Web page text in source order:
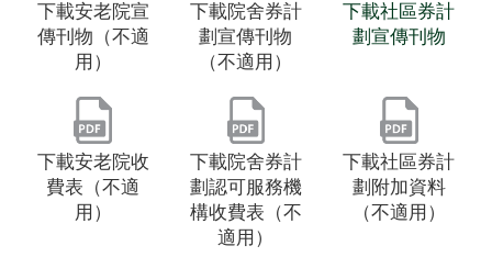
下載安老院宣
傳刊物（不適
用）
下載院舍券計
劃宣傳刊物
（不適用）
下載社區券計
劃宣傳刊物
下載安老院收
費表（不適
用）
下載院舍券計
劃認可服務機
構收費表（不
適用）
下載社區券計
劃附加資料
（不適用）